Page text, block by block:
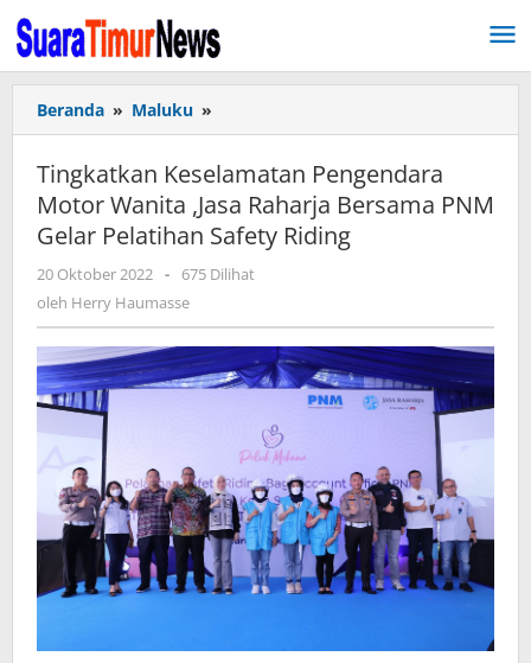
Lewati
ke
konten
Beranda » Maluku »
Keselamatan
Pengendara
Motor
Wanita
,Jasa
Bersama
Gelar
Pelatihan
Safety
Tingkatkan Keselamatan Pengendara
Motor Wanita ,Jasa Raharja Bersama PNM
Gelar Pelatihan Safety Riding
20 Oktober 2022 oleh
Herry
-
675 Dilihat
oleh Herry Haumasse